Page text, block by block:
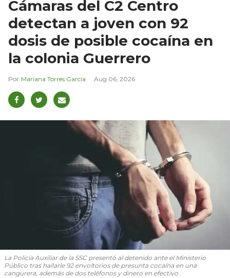
Cámaras del C2 Centro
detectan a joven con 92
dosis de posible cocaína en
la colonia Guerrero
Mariana Torres García Aug 06, 2026
La Policía Auxiliar de la SSC presentó al detenido ante el Ministerio
Público tras hallarle 92 envoltorios de presunta cocaína en una
cangurera, además de dos teléfonos y dinero en efectivo.